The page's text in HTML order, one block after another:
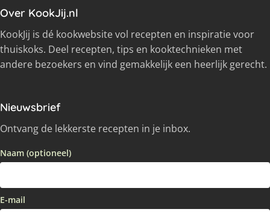
Over KookJij.nl
KookJij is dé kookwebsite vol recepten en inspiratie voor
thuiskoks. Deel recepten, tips en kooktechnieken met
andere bezoekers en vind gemakkelijk een heerlijk gerecht.
Nieuwsbrief
Ontvang de lekkerste recepten in je inbox.
Naam (optioneel)
E-mail